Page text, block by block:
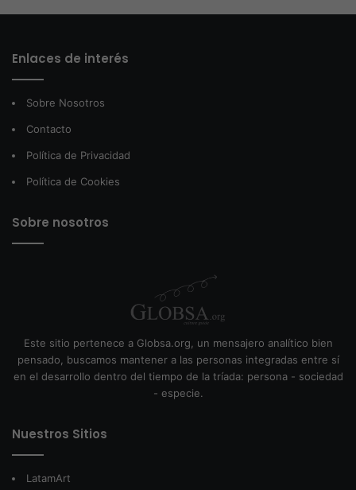
Enlaces de interés
Sobre Nosotros
Contacto
Política de Privacidad
Política de Cookies
Sobre nosotros
Este sitio pertenece a Globsa.org, un mensajero analítico bien
pensado, buscamos mantener a las personas integradas entre sí
en el desarrollo dentro del tiempo de la tríada: persona - sociedad
- especie.
Nuestros Sitios
LatamArt